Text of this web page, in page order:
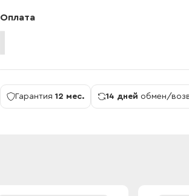
Оплата
Гарантия 12 мес. 14 дней обмен/